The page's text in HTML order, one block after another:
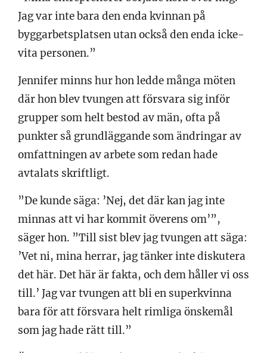
Jag var inte bara den enda kvinnan på
byggarbetsplatsen utan också den enda icke-
vita personen.”
Jennifer minns hur hon ledde många möten
där hon blev tvungen att försvara sig inför
grupper som helt bestod av män, ofta på
punkter så grundläggande som ändringar av
omfattningen av arbete som redan hade
avtalats skriftligt.
”De kunde säga: ’Nej, det där kan jag inte
minnas att vi har kommit överens om’”,
säger hon. ”Till sist blev jag tvungen att säga:
’Vet ni, mina herrar, jag tänker inte diskutera
det här. Det här är fakta, och dem håller vi oss
till.’ Jag var tvungen att bli en superkvinna
bara för att försvara helt rimliga önskemål
som jag hade rätt till.”